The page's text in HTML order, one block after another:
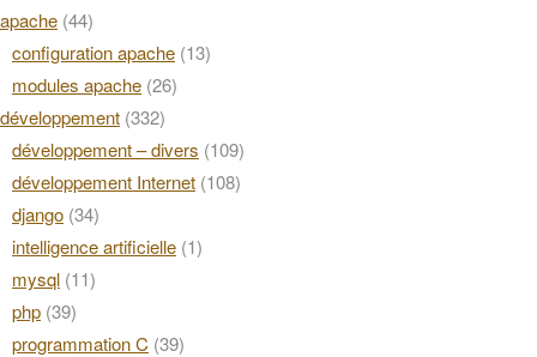
apache (44)
configuration apache (13)
modules apache (26)
développement (332)
développement – divers (109)
développement Internet (108)
django (34)
intelligence artificielle (1)
mysql (11)
php (39)
programmation C (39)